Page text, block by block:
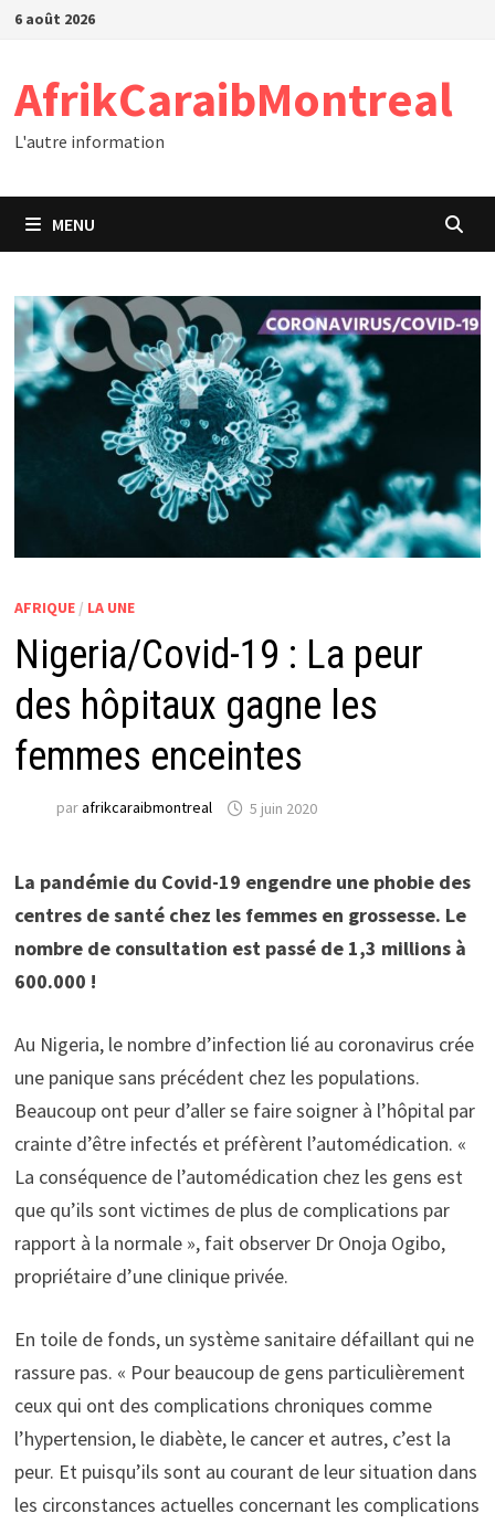
Passer
6 août 2026
AfrikCaraibMontreal
L'autre information
MENU
AFRIQUE/ LA UNE
Nigeria/Covid-19 : La peur
des hôpitaux gagne les
femmes enceintes
parafrikcaraibmontreal 5 juin 2020
La pandémie du Covid-19 engendre une phobie des
centres de santé chez les femmes en grossesse. Le
nombre de consultation est passé de 1,3 millions à
600.000 !
Au Nigeria, le nombre d’infection lié au coronavirus crée
une panique sans précédent chez les populations.
Beaucoup ont peur d’aller se faire soigner à l’hôpital par
crainte d’être infectés et préfèrent l’automédication. «
La conséquence de l’automédication chez les gens est
que qu’ils sont victimes de plus de complications par
rapport à la normale », fait observer Dr Onoja Ogibo,
propriétaire d’une clinique privée.
En toile de fonds, un système sanitaire défaillant qui ne
rassure pas. « Pour beaucoup de gens particulièrement
ceux qui ont des complications chroniques comme
l’hypertension, le diabète, le cancer et autres, c’est la
peur. Et puisqu’ils sont au courant de leur situation dans
les circonstances actuelles concernant les complications